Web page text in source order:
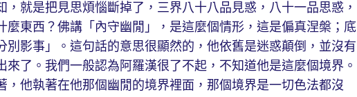
就是把見思煩惱斷掉了，三界八十八品見惑，八十一品思惑，
東西？佛講「內守幽閒」，是這麼個情形，這是偏真涅槃；底
別影事」。這句話的意思很顯然的，他依舊是迷惑顛倒，並沒有
了。我們一般認為阿羅漢很了不起，不知道他是這麼個境界。
他執著在他那個幽閒的境界裡面，那個境界是一切色法都沒